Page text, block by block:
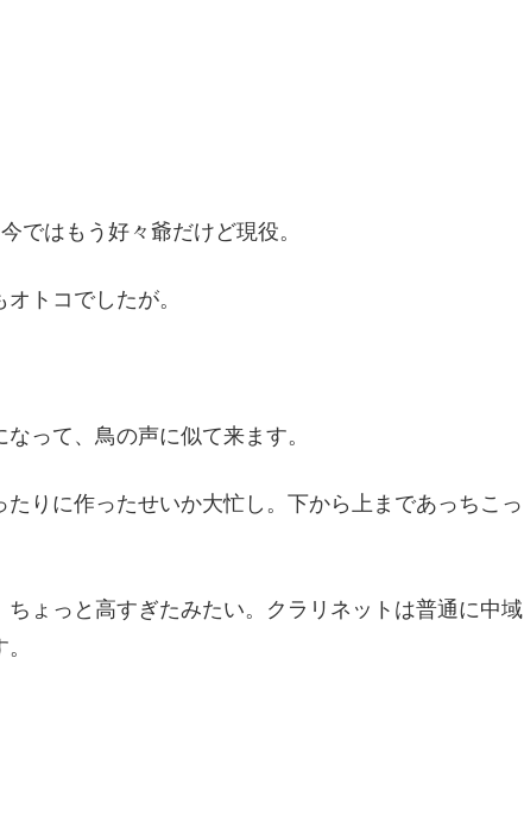
ではもう好々爺だけど現役。
トコでしたが。
って、鳥の声に似て来ます。
りに作ったせいか大忙し。下から上まであっちこっ
ょっと高すぎたみたい。クラリネットは普通に中域